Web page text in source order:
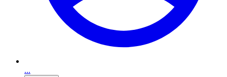
...